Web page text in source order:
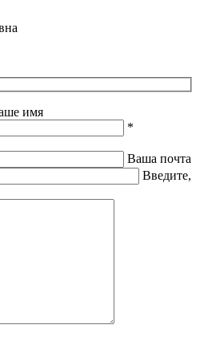
имя
*
Ваша почта
Введите,